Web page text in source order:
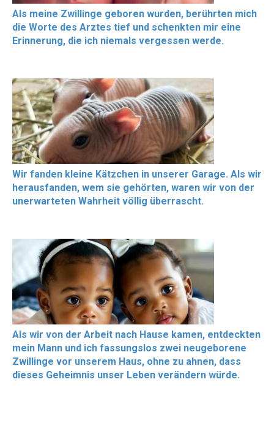
Als meine Zwillinge geboren wurden, berührten mich
die Worte des Arztes tief und schenkten mir eine
Erinnerung, die ich niemals vergessen werde.
Wir fanden kleine Kätzchen in unserer Garage. Als wir
herausfanden, wem sie gehörten, waren wir von der
unerwarteten Wahrheit völlig überrascht.
Als wir von der Arbeit nach Hause kamen, entdeckten
mein Mann und ich fassungslos zwei neugeborene
Zwillinge vor unserem Haus, ohne zu ahnen, dass
dieses Geheimnis unser Leben verändern würde.